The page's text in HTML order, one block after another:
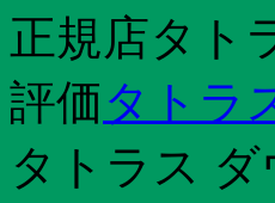
正規店タト
評価タトラ
タトラス